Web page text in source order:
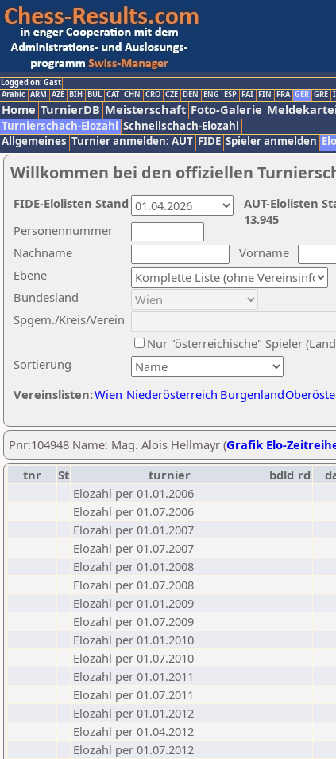
Logged on: Gast
Arabic ARM AZE BIH BUL CAT CHN CRO CZE DEN ENG ESP FAI FIN FRA GER GRE
Home TurnierDB Meisterschaft Foto-Galerie
Turnierschach-Elozahl Schnellschach-Elozahl
Allgemeines Turnier anmelden: AUT FIDE Spieler anmelden
Willkommen bei den offiziellen
Nachname
Vorname
Ebene
Sortierung
Personennummer
Bundesland
Spgem./Kreis/Verein
Nur "österreichische" Spieler
Vereinslisten:Wien Niederösterreich Burgenland
AUT-Elolisten
13.945
FIDE-Elolisten Stand
Pnr:104948 Name: Mag. Alois Hellmayr (Grafik Elo-
tnr
St turnier bdld rd
Elozahl per 01.01.2006
Elozahl per 01.07.2006
Elozahl per 01.01.2007
Elozahl per 01.07.2007
Elozahl per 01.01.2008
Elozahl per 01.07.2008
Elozahl per 01.01.2009
Elozahl per 01.07.2009
Elozahl per 01.01.2010
Elozahl per 01.07.2010
Elozahl per 01.01.2011
Elozahl per 01.07.2011
Elozahl per 01.01.2012
Elozahl per 01.04.2012
Elozahl per 01.07.2012